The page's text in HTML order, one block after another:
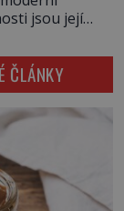
dlouho
se na letišti
jsou její
ještě
anestezie,
vracet
válkou,
Jejich
principy
Úplně
ČLÁNKY